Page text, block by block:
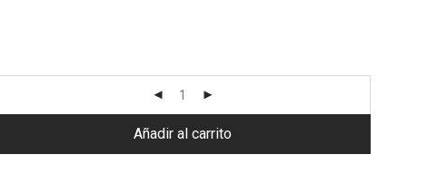
Añadir al carrito